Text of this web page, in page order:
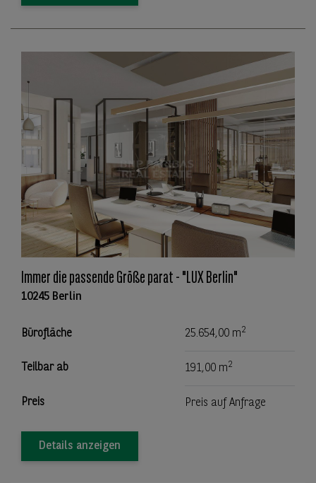
Immer die passende Größe parat - "LUX Berlin"
10245 Berlin
Bürofläche 25.654,00 m2
Teilbar ab 191,00 m2
Preis Preis auf Anfrage
Details anzeigen